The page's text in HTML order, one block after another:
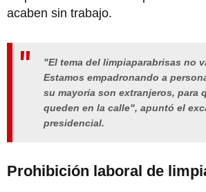
acaben sin trabajo.
"El tema del limpiaparabrisas no
Estamos empadronando a
su mayoría son extranjeros, para
queden en la calle", apuntó el
presidencial.
Prohibición laboral de